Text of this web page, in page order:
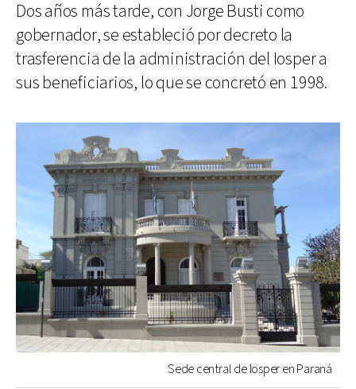
Dos años más tarde, con Jorge Busti como
gobernador, se estableció por decreto la
trasferencia de la administración del Iosper a
sus beneficiarios, lo que se concretó en 1998.
Sede central de Iosper en Paraná